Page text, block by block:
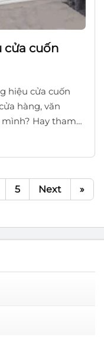
cửa cuốn
hiệu cửa cuốn
hàng, văn
mình? Hay tham
tôi nhé.
5 Next »